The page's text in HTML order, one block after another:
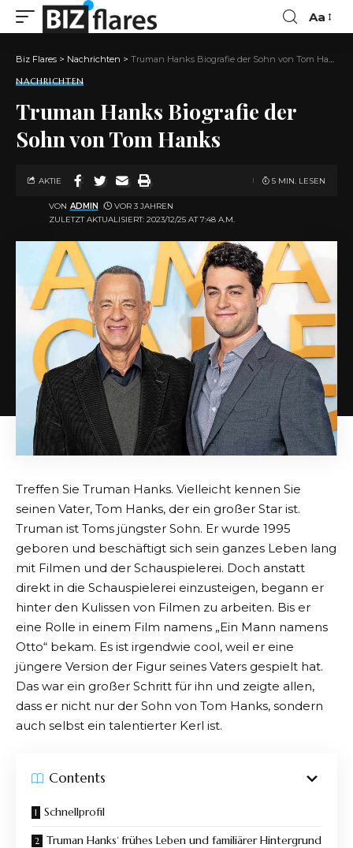
Aa
Biz Flares > Nachrichten > Truman Hanks Biografie der Sohn von Tom Hanks
NACHRICHTEN
Truman Hanks Biografie der
Sohn von Tom Hanks
ZULETZT AKTUALISIERT: 2023/12/25 AT 7:48 A.M.
VON ADMIN VOR 3 JAHREN
AKTIE 5 MIN. LESEN
Treffen Sie Truman Hanks. Vielleicht kennen Sie
seinen Vater, Tom Hanks, der ein großer Star ist.
Truman ist Toms jüngster Sohn. Er wurde 1995
geboren und beschäftigt sich sein ganzes Leben lang
mit Filmen und der Schauspielerei. Doch anstatt
direkt in die Schauspielerei einzusteigen, begann er
hinter den Kulissen von Filmen zu arbeiten. Bis er
eine Rolle in einem Film namens „Ein Mann namens
Otto“ bekam. Es ist irgendwie cool, weil er eine
jüngere Version der Figur seines Vaters gespielt hat.
Das war ein großer Schritt für ihn und zeigte allen,
dass er nicht nur der Sohn von Tom Hanks, sondern
auch selbst ein talentierter Kerl ist.
Contents
Schnellprofil
Truman Hanks‘ frühes Leben und familiärer Hintergrund